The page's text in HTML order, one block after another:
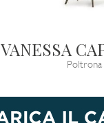
VANESSA
Poltrona